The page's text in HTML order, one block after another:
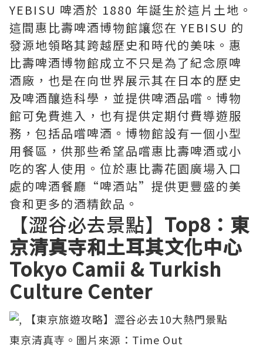
YEBISU 啤酒於 1880 年誕生於這片土地。
這間惠比壽啤酒博物館讓您在 YEBISU 的
發源地領略其跨越歷史和時代的美味。惠
比壽啤酒博物館成立不只是為了紀念原啤
酒廠，也是在向世界展示其在日本的歷史
及啤酒釀造科學，並提供啤酒品嚐。博物
館可免費進入，也有提供定期付費導遊服
務，包括品嚐啤酒。博物館設有一個小型
用餐區，供那些希望品嚐惠比壽啤酒或小
吃的客人使用。位於惠比壽花園廣場入口
處的啤酒餐廳“啤酒站”提供更豐盛的美
食和更多的酒精飲品。
【澀谷必去景點】 Top8：東
京清真寺和土耳其文化中心
Tokyo Camii & Turkish
Culture Center
東京清真寺。圖片來源： Time Out